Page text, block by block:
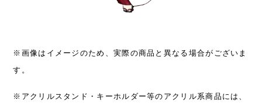
※画像はイメージのため、実際の商品と異なる場合がございま
す。
※アクリルスタンド・キーホルダー等のアクリル系商品には、